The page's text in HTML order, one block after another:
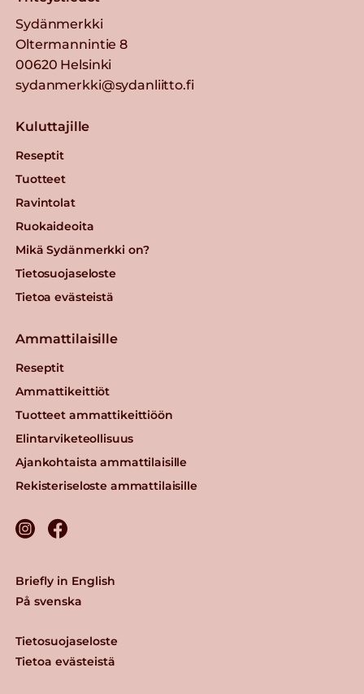
Sydänmerkki
Oltermannintie 8
00620 Helsinki
sydanmerkki@sydanliitto.fi
Kuluttajille
Reseptit
Tuotteet
Ravintolat
Ruokaideoita
Mikä Sydänmerkki on?
Tietosuojaseloste
Tietoa evästeistä
Ammattilaisille
Reseptit
Ammattikeittiöt
Tuotteet ammattikeittiöön
Elintarviketeollisuus
Ajankohtaista ammattilaisille
Rekisteriseloste ammattilaisille
Tietosuojaseloste
Tietoa evästeistä
Briefly in English
På svenska